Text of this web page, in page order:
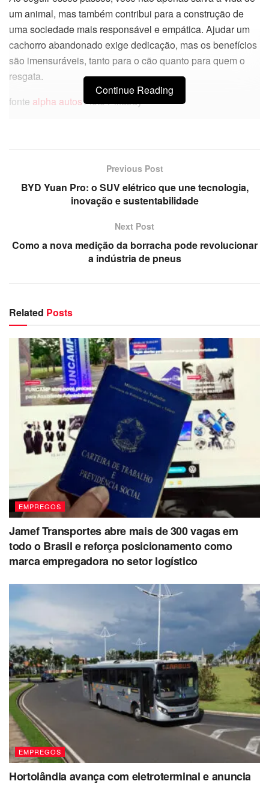
um animal, mas também contribui para a construção de
uma sociedade mais responsável e empática. Ajudar um
cachorro abandonado exige dedicação, mas os benefícios
são imensuráveis, tanto para o cão quanto para quem o
resgata.
fonte alpha autos/ foto Pixabay
Continue Reading
Previous Post
BYD Yuan Pro: o SUV elétrico que une tecnologia,
inovação e sustentabilidade
Next Post
Como a nova medição da borracha pode revolucionar
a indústria de pneus
Related Posts
EMPREGOS
Jamef Transportes abre mais de 300 vagas em
todo o Brasil e reforça posicionamento como
marca empregadora no setor logístico
EMPREGOS
Hortolândia avança com eletroterminal e anuncia